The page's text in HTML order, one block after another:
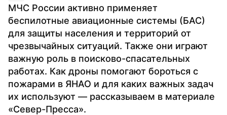
МЧС России активно применяет
беспилотные авиационные системы (БАС)
для защиты населения и территорий от
чрезвычайных ситуаций. Также они играют
важную роль в поисково-спасательных
работах. Как дроны помогают бороться с
пожарами в ЯНАО и для каких важных задач
их используют — рассказываем в материале
«Север-Пресса».